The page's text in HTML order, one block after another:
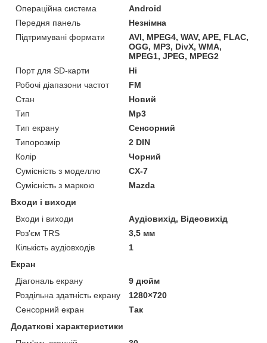
Операційна система
Android
Передня панель
Незнімна
Підтримувані формати
AVI, MPEG4, WAV, APE, FLAC,
OGG, MP3, DivX, WMA,
MPEG1, JPEG, MPEG2
Порт для SD-карти
Ні
Робочі діапазони частот
FM
Стан
Новий
Тип
Mp3
Тип екрану
Сенсорний
Типорозмір
2 DIN
Колір
Чорний
Сумісність з моделлю
CX-7
Сумісність з маркою
Mazda
Входи і виходи
Входи і виходи
Аудіовихід, Відеовихід
Роз'єм TRS
3,5 мм
Кількість аудіовходів
1
Екран
Діагональ екрану
9 дюйм
Роздільна здатність екрану
1280×720
Сенсорний екран
Так
Додаткові характеристики